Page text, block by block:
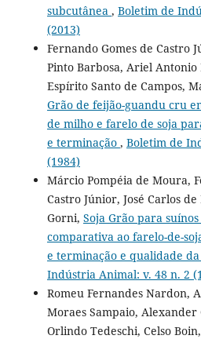
subcutânea , Boletim de
(2013)
Fernando Gomes de Castro
Pinto Barbosa, Ariel Antonio
Espírito Santo de Campos,
Grão de feijão-guandu cru
de milho e farelo de soja
e terminação , Boletim de
(1984)
Márcio Pompéia de Moura,
Castro Júnior, José Carlos
Gorni, Soja Grão para
comparativa ao farelo-de-
e terminação e qualidade da
Indústria Animal: v. 48 n. 2
Romeu Fernandes Nardon,
Moraes Sampaio, Alexander
Orlindo Tedeschi, Celso